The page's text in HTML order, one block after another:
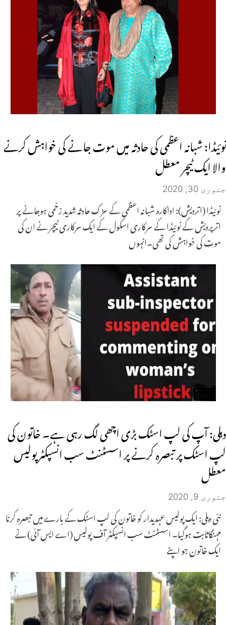
نوئیڈا: شبانہ اعظمی کی حادثہ میں موت جانے کی خواہش کرنے
والا ایک ٹیچر معطل
جنوری 30, 2020
نوئیڈا (اتردیش): اداکارہ شبانہ اعظمی کے سڑک حادثہ شدید زخمی ہوجانے پر
اترپردیش کے نوئیڈا کے سرکاری اسکول کے ایک سرکاری ٹیچر نے ان کی
موت کی خواہش کی تھی۔انہوں
دہلی: آپ کی لپ اسٹک بڑی اچھی لگ رہی ہے۔ خاتون کی
لپ اسٹک پر تبصرہ کرنے پر اسسٹنٹ سب انسپکٹر پولیس
معطل
جنوری 9, 2020
نئی دہلی: ایک پولیس عہدیدار کو خاتون کی لپ اسٹک کے بارے میں تبصرہ کرنا
مہنگاثابت ہوگیا۔ اسسٹنٹ سب انسپکٹر آف پولیس (اے ایس آئی) نے
ایک خاتون جو اپنے